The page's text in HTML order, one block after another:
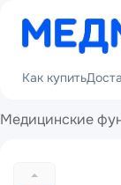
Как купить
Медицинские